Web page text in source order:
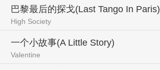
巴黎最后的探戈(Last Tango In Paris)
High Society
一个小故事(A Little Story)
Valentine